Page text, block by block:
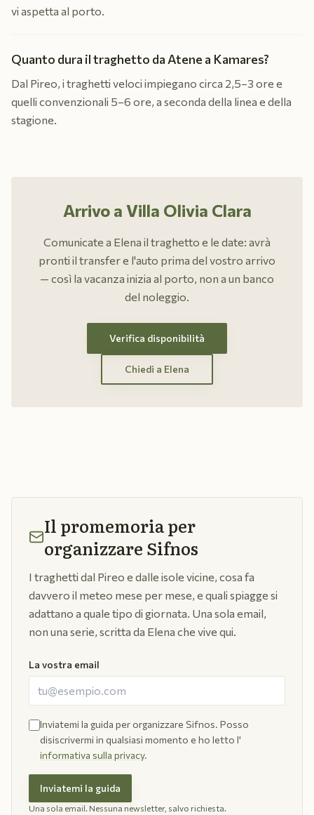
vi aspetta al porto.
Quanto dura il traghetto da Atene a Kamares?
Dal Pireo, i traghetti veloci impiegano circa 2,5–3 ore e
quelli convenzionali 5–6 ore, a seconda della linea e della
stagione.
Arrivo a Villa Olivia Clara
Comunicate a Elena il traghetto e le date: avrà
pronti il transfer e l'auto prima del vostro arrivo
— così la vacanza inizia al porto, non a un banco
del noleggio.
Verifica disponibilità
Chiedi a Elena
Il promemoria per
organizzare Sifnos
I traghetti dal Pireo e dalle isole vicine, cosa fa
davvero il meteo mese per mese, e quali spiagge si
adattano a quale tipo di giornata. Una sola email,
non una serie, scritta da Elena che vive qui.
La vostra email
Inviatemi la guida per organizzare Sifnos. Posso
disiscrivermi in qualsiasi momento e ho letto l'
informativa sulla privacy.
Inviatemi la guida
Una sola email. Nessuna newsletter, salvo richiesta.